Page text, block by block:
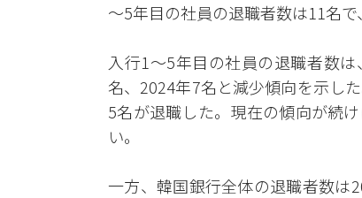
～5年目の社員の退職者数は11名
入行1～5年目の社員の退職者数
名、2024年7名と減少傾向を示し
5名が退職した。現在の傾向が続
い。
一方、韓国銀行全体の退職者数は